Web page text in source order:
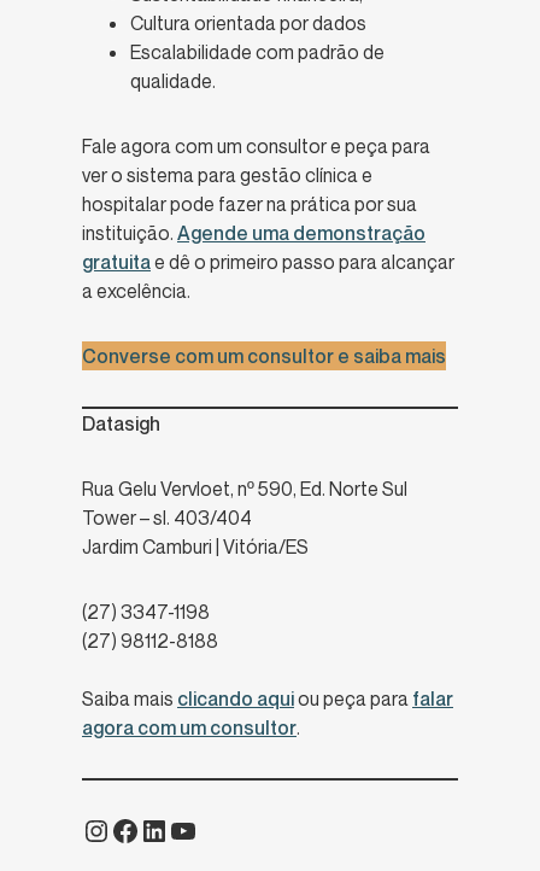
Cultura orientada por dados
Escalabilidade com padrão de
qualidade.
Fale agora com um consultor e peça para
ver o sistema para gestão clínica e
hospitalar pode fazer na prática por sua
instituição. Agende uma demonstração
gratuitae dê o primeiro passo para alcançar
a excelência.
Converse com um consultor e saiba mais
Datasigh
Rua Gelu Vervloet, nº 590, Ed. Norte Sul
Tower – sl. 403/404
Jardim Camburi | Vitória/ES
(27) 3347-1198
(27) 98112-8188
Saiba mais clicando aquiou peça para falar
agora com um consultor.